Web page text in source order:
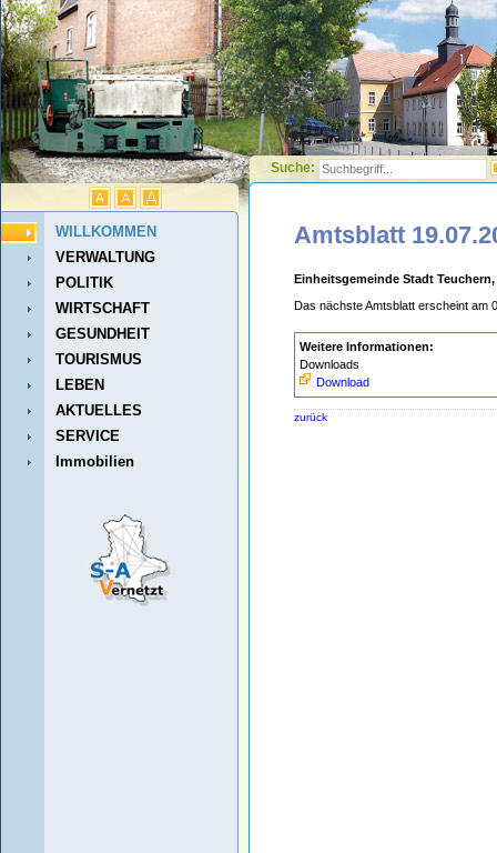
Suche:
WILLKOMMEN
VERWALTUNG
POLITIK
WIRTSCHAFT
GESUNDHEIT
TOURISMUS
LEBEN
AKTUELLES
SERVICE
Immobilien
Amtsblatt
Einheitsgemeinde Stadt Teuchern,
Das nächste Amtsblatt erscheint am
Weitere Informationen:
Downloads
Download
zurück